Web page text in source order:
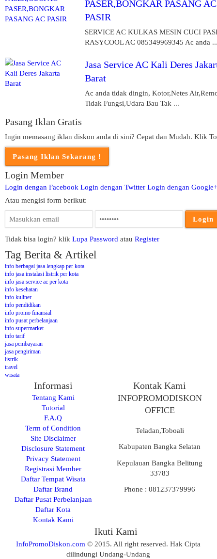
PASER,BONGKAR PASANG AC
PASIR
SERVICE AC KULKAS MESIN CUCI
RASYCOOL AC 085349969345 Ac anda
Jasa Service AC Kali Deres
Barat
Ac anda tidak dingin, Kotor,Netes
Tidak Fungsi,Udara Bau Tak ...
Pasang Iklan Gratis
Ingin memasang iklan diskon anda di sini? Cepat dan Mudah. Klik
Login Member
Login dengan Facebook Login dengan Twitter Login dengan Google+
Atau mengisi form berikut:
Tidak bisa login? klik Lupa Password atau Register
Tag Berita & Artikel
info berbagai jasa lengkap per kota
info jasa instalasi listrik per kota
info jasa service ac per kota
info kesehatan
info kuliner
info pendidikan
info promo finansial
info pusat perbelanjaan
info supermarket
info tarif
jasa pembayaran
jasa pengiriman
listrik
travel
wisata
Informasi
Tentang Kami
Tutorial
F.A.Q
Term of Condition
Site Disclaimer
Disclosure Statement
Privacy Statement
Registrasi Member
Daftar Tempat Wisata
Daftar Brand
Daftar Pusat Perbelanjaan
Daftar Kota
Kontak Kami
Kontak Kami
INFOPROMODISKON
OFFICE
Teladan,Toboali
Kabupaten Bangka Selatan
Kepulauan Bangka Belitung
33783
Phone : 081237379996
Ikuti Kami
InfoPromoDiskon.com © 2015. All right reserved. Hak Cipta
dilindungi Undang-Undang